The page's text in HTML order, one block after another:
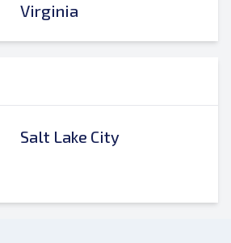
Virginia
Salt Lake City